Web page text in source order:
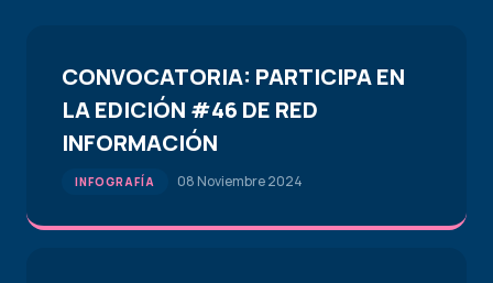
CONVOCATORIA: PARTICIPA EN
LA EDICIÓN #46 DE RED
INFORMACIÓN
INFOGRAFÍA 08 Noviembre 2024